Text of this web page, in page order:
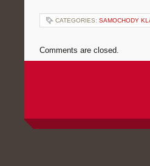
CATEGORIES: SAMOCHODY
Comments are closed.